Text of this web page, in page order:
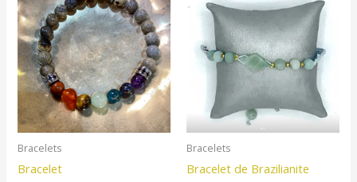
Bracelets
Bracelet
Bracelets
Bracelet de Brazilianite